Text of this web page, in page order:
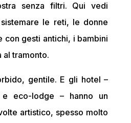
senza filtri. Qui vedi
le reti, le donne
con gesti antichi, i bambini
al tramonto.
gentile. E gli hotel –
e eco-lodge – hanno un
artistico, spesso molto